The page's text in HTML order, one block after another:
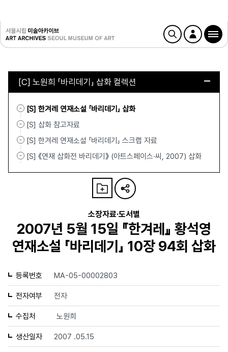
[C] 노원희 「바리데기」 삽화 컬렉션
[S] 한겨레 연재소설 「바리데기」 삽화
[S] 삽화 참고자료
[S] 한겨레 연재소설 「바리데기」 스크랩 자료
[S] 《연재 삽화전 바리데기》 (아트스페이스·씨, 2007) 삽화
소장자료·도서별
2007년 5월 15일 『한겨레』 황석영
연재소설 「바리데기」 10장 94회 삽화
등록번호 MA-05-00002803
전자여부 전자
수집처 노원희
생산일자 2007 .05.15